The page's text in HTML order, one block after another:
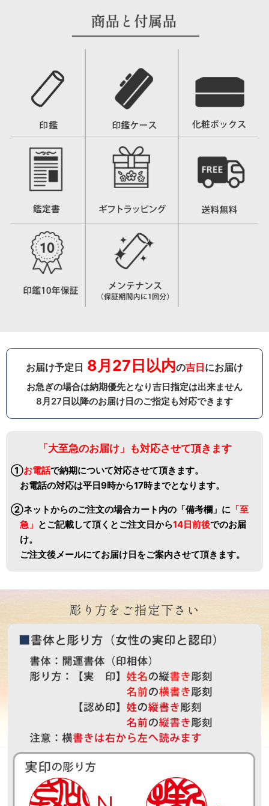
お届け予定日 8月27日以内の吉日にお届け
お急ぎの場合は納期優先となり吉日指定は出来ません
8月27日以降のお届け日のご指定も対応できます
「大至急のお届け」も対応させて頂きます
①お電話で納期について対応させて頂きます。
お電話の対応は平日9時から17時までとなります。
②ネットからのご注文の場合カート内の「備考欄」に 「至
急」 とご記載して頂くとご注文日から14日前後でのお届
け。
ご注文後メールにてお届け日をご案内させて頂きます。
彫り方をご指定下さい